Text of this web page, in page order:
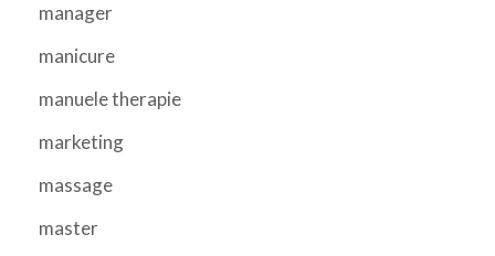
manager
manicure
manuele therapie
marketing
massage
master